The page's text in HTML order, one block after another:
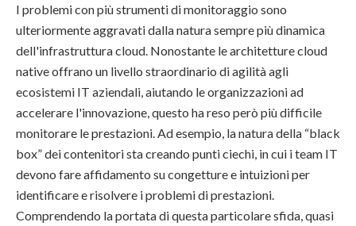
I problemi con più strumenti di monitoraggio sono
ulteriormente aggravati dalla natura sempre più dinamica
dell'infrastruttura cloud. Nonostante le architetture cloud
native offrano un livello straordinario di agilità agli
ecosistemi IT aziendali, aiutando le organizzazioni ad
accelerare l'innovazione, questo ha reso però più difficile
monitorare le prestazioni. Ad esempio, la natura della “black
box” dei contenitori sta creando punti ciechi, in cui i team IT
devono fare affidamento su congetture e intuizioni per
identificare e risolvere i problemi di prestazioni.
Comprendendo la portata di questa particolare sfida, quasi